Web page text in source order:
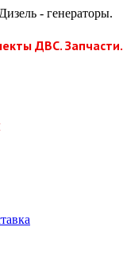
- генераторы.
ДВС. Запчасти.